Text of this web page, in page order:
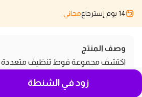
14 يوم إسترجاع مجاني
وصف المنتج
اكتشف مجموعة فوط تنظيف متعددة
ستغير تجربتك في التنظيف للأفضل!
زود في الشنطة